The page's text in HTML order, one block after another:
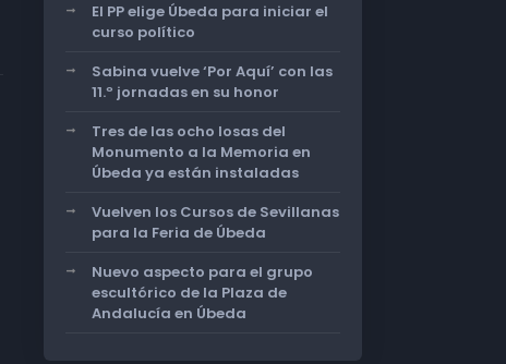
El PP elige Úbeda para iniciar el
curso político
Sabina vuelve ‘Por Aquí’ con las
11.º jornadas en su honor
Tres de las ocho losas del
Monumento a la Memoria en
Úbeda ya están instaladas
Vuelven los Cursos de Sevillanas
para la Feria de Úbeda
Nuevo aspecto para el grupo
escultórico de la Plaza de
Andalucía en Úbeda